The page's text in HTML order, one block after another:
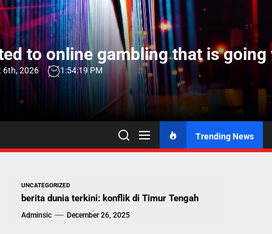
Skip
to
the
contentto online gambling that is going
6th, 2026 1:54:20 PM
Trending News
UNCATEGORIZED
berita dunia terkini: konflik di Timur Tengah
Adminsic December 26, 2025